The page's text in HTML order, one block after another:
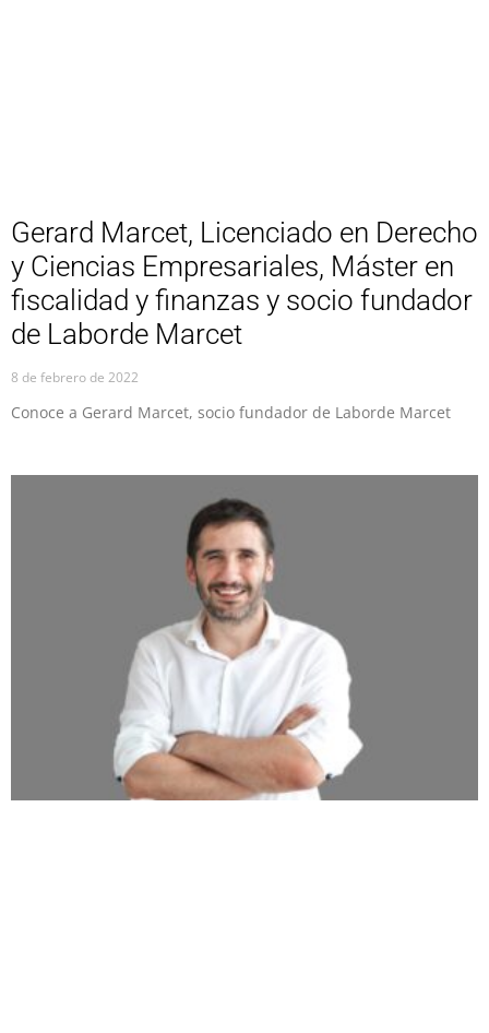
Gerard Marcet, Licenciado en Derecho
y Ciencias Empresariales, Máster en
fiscalidad y finanzas y socio fundador
de Laborde Marcet
8 de febrero de 2022
Conoce a Gerard Marcet, socio fundador de Laborde Marcet